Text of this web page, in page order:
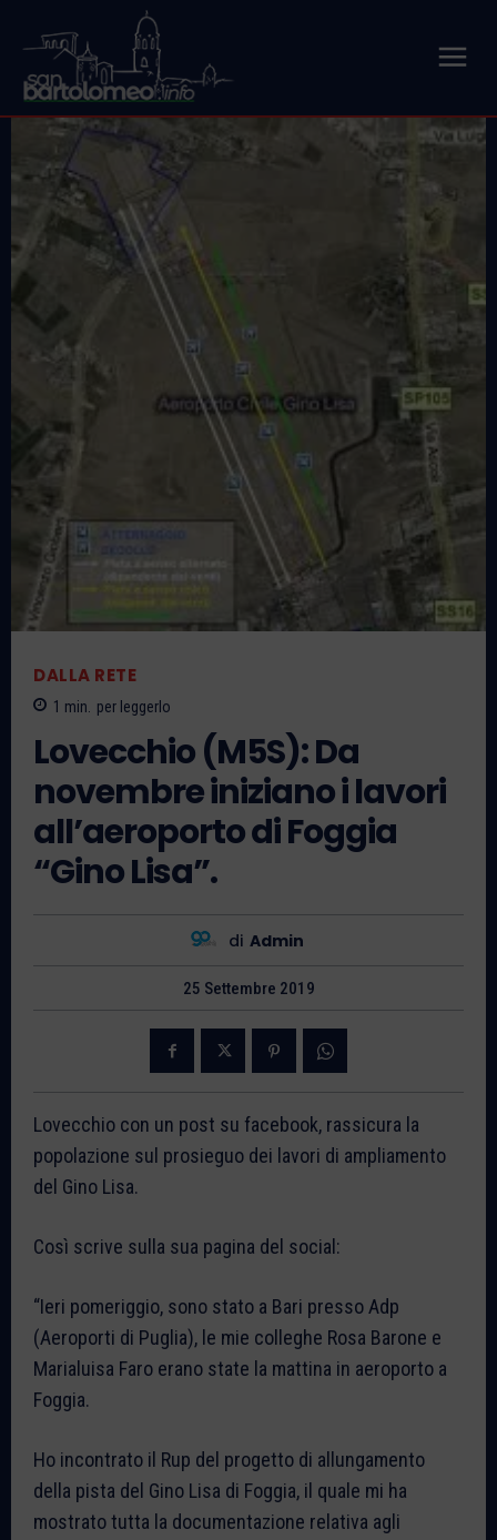
DALLA RETE
1 min. per leggerlo
Lovecchio (M5S): Da
novembre iniziano i lavori
all’aeroporto di Foggia
“Gino Lisa”.
di Admin
25 Settembre 2019
Lovecchio con un post su facebook, rassicura la
popolazione sul prosieguo dei lavori di ampliamento
del Gino Lisa.
Così scrive sulla sua pagina del social:
“Ieri pomeriggio, sono stato a Bari presso Adp
(Aeroporti di Puglia), le mie colleghe Rosa Barone e
Marialuisa Faro erano state la mattina in aeroporto a
Foggia.
Ho incontrato il Rup del progetto di allungamento
della pista del Gino Lisa di Foggia, il quale mi ha
mostrato tutta la documentazione relativa agli